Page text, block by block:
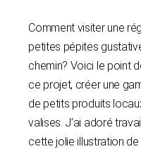
Comment visiter une
petites pépites
chemin? Voici le point
ce projet, créer une
de petits produits
valises. J’ai adoré
cette jolie illustration